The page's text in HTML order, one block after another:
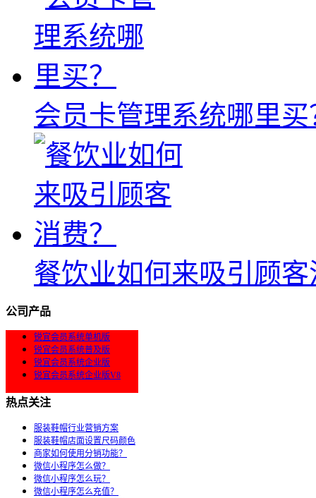
会员卡管理系统哪里买
餐饮业如何来吸引顾
公司产品
锐宜会员系统单机版
锐宜会员系统普及版
锐宜会员系统企业版
锐宜会员系统企业版V8
热点关注
服装鞋帽行业营销方案
服装鞋帽店面设置尺码颜色
商家如何使用分销功能？
微信小程序怎么做？
微信小程序怎么玩？
微信小程序怎么充值？